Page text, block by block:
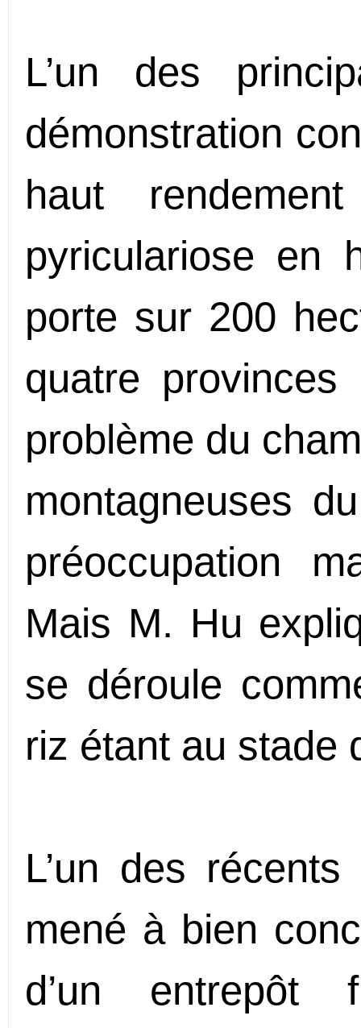
L’un des
démonstration
haut
pyriculariose en
porte sur 200
quatre
problème du
montagneuses
préoccupation
Mais M. Hu
se déroule
riz étant au stade
L’un des
mené à bien
d’un entrepôt